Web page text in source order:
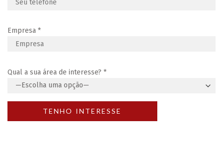
Empresa *
Qual a sua área de interesse? *